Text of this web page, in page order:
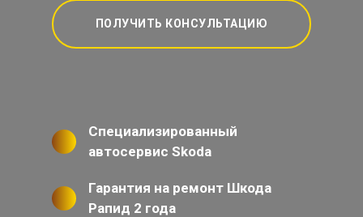
ПОЛУЧИТЬ КОНСУЛЬТАЦИЮ
Специализированный
автосервис Skoda
Гарантия на ремонт Шкода
Рапид 2 года